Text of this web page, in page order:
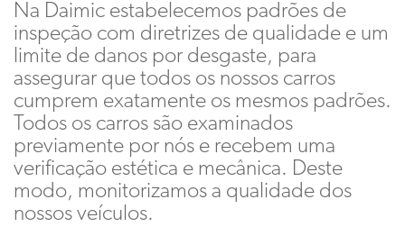
Na Daimic estabelecemos padrões de
inspeção com diretrizes de qualidade e um
limite de danos por desgaste, para
assegurar que todos os nossos carros
cumprem exatamente os mesmos padrões.
Todos os carros são examinados
previamente por nós e recebem uma
verificação estética e mecânica. Deste
modo, monitorizamos a qualidade dos
nossos veículos.